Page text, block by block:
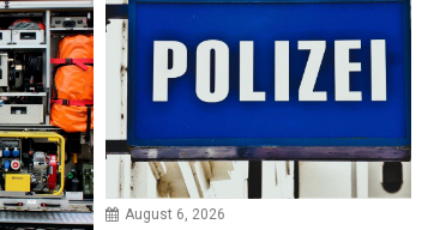
August 6, 2026